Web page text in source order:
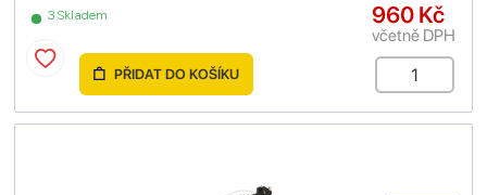
3 Skladem 960 Kč
včetně DPH
PŘIDAT DO KOŠÍKU